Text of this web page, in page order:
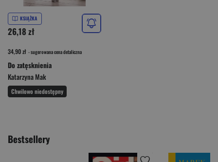
KSIĄŻKA
26,18 zł
34,90 zł - sugerowana cena detaliczna
Do zatęsknienia
Katarzyna Mak
Chwilowo niedostępny
Bestsellery